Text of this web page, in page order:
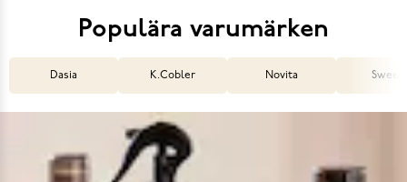
Populära varumärken
Dasia K.Cobler Novita